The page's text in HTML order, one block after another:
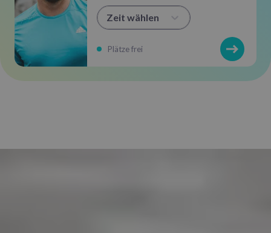
Zeit wählen
Plätze frei